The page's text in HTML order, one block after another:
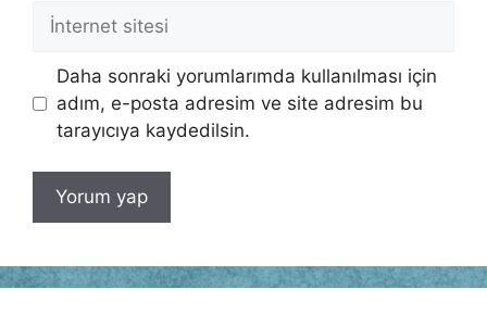
İnternet
sitesi
Daha sonraki yorumlarımda kullanılması için
adım, e-posta adresim ve site adresim bu
tarayıcıya kaydedilsin.